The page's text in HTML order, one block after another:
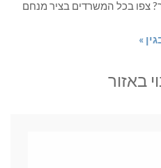
צפו בכל המשרדים בציר מנחם
»
באזור